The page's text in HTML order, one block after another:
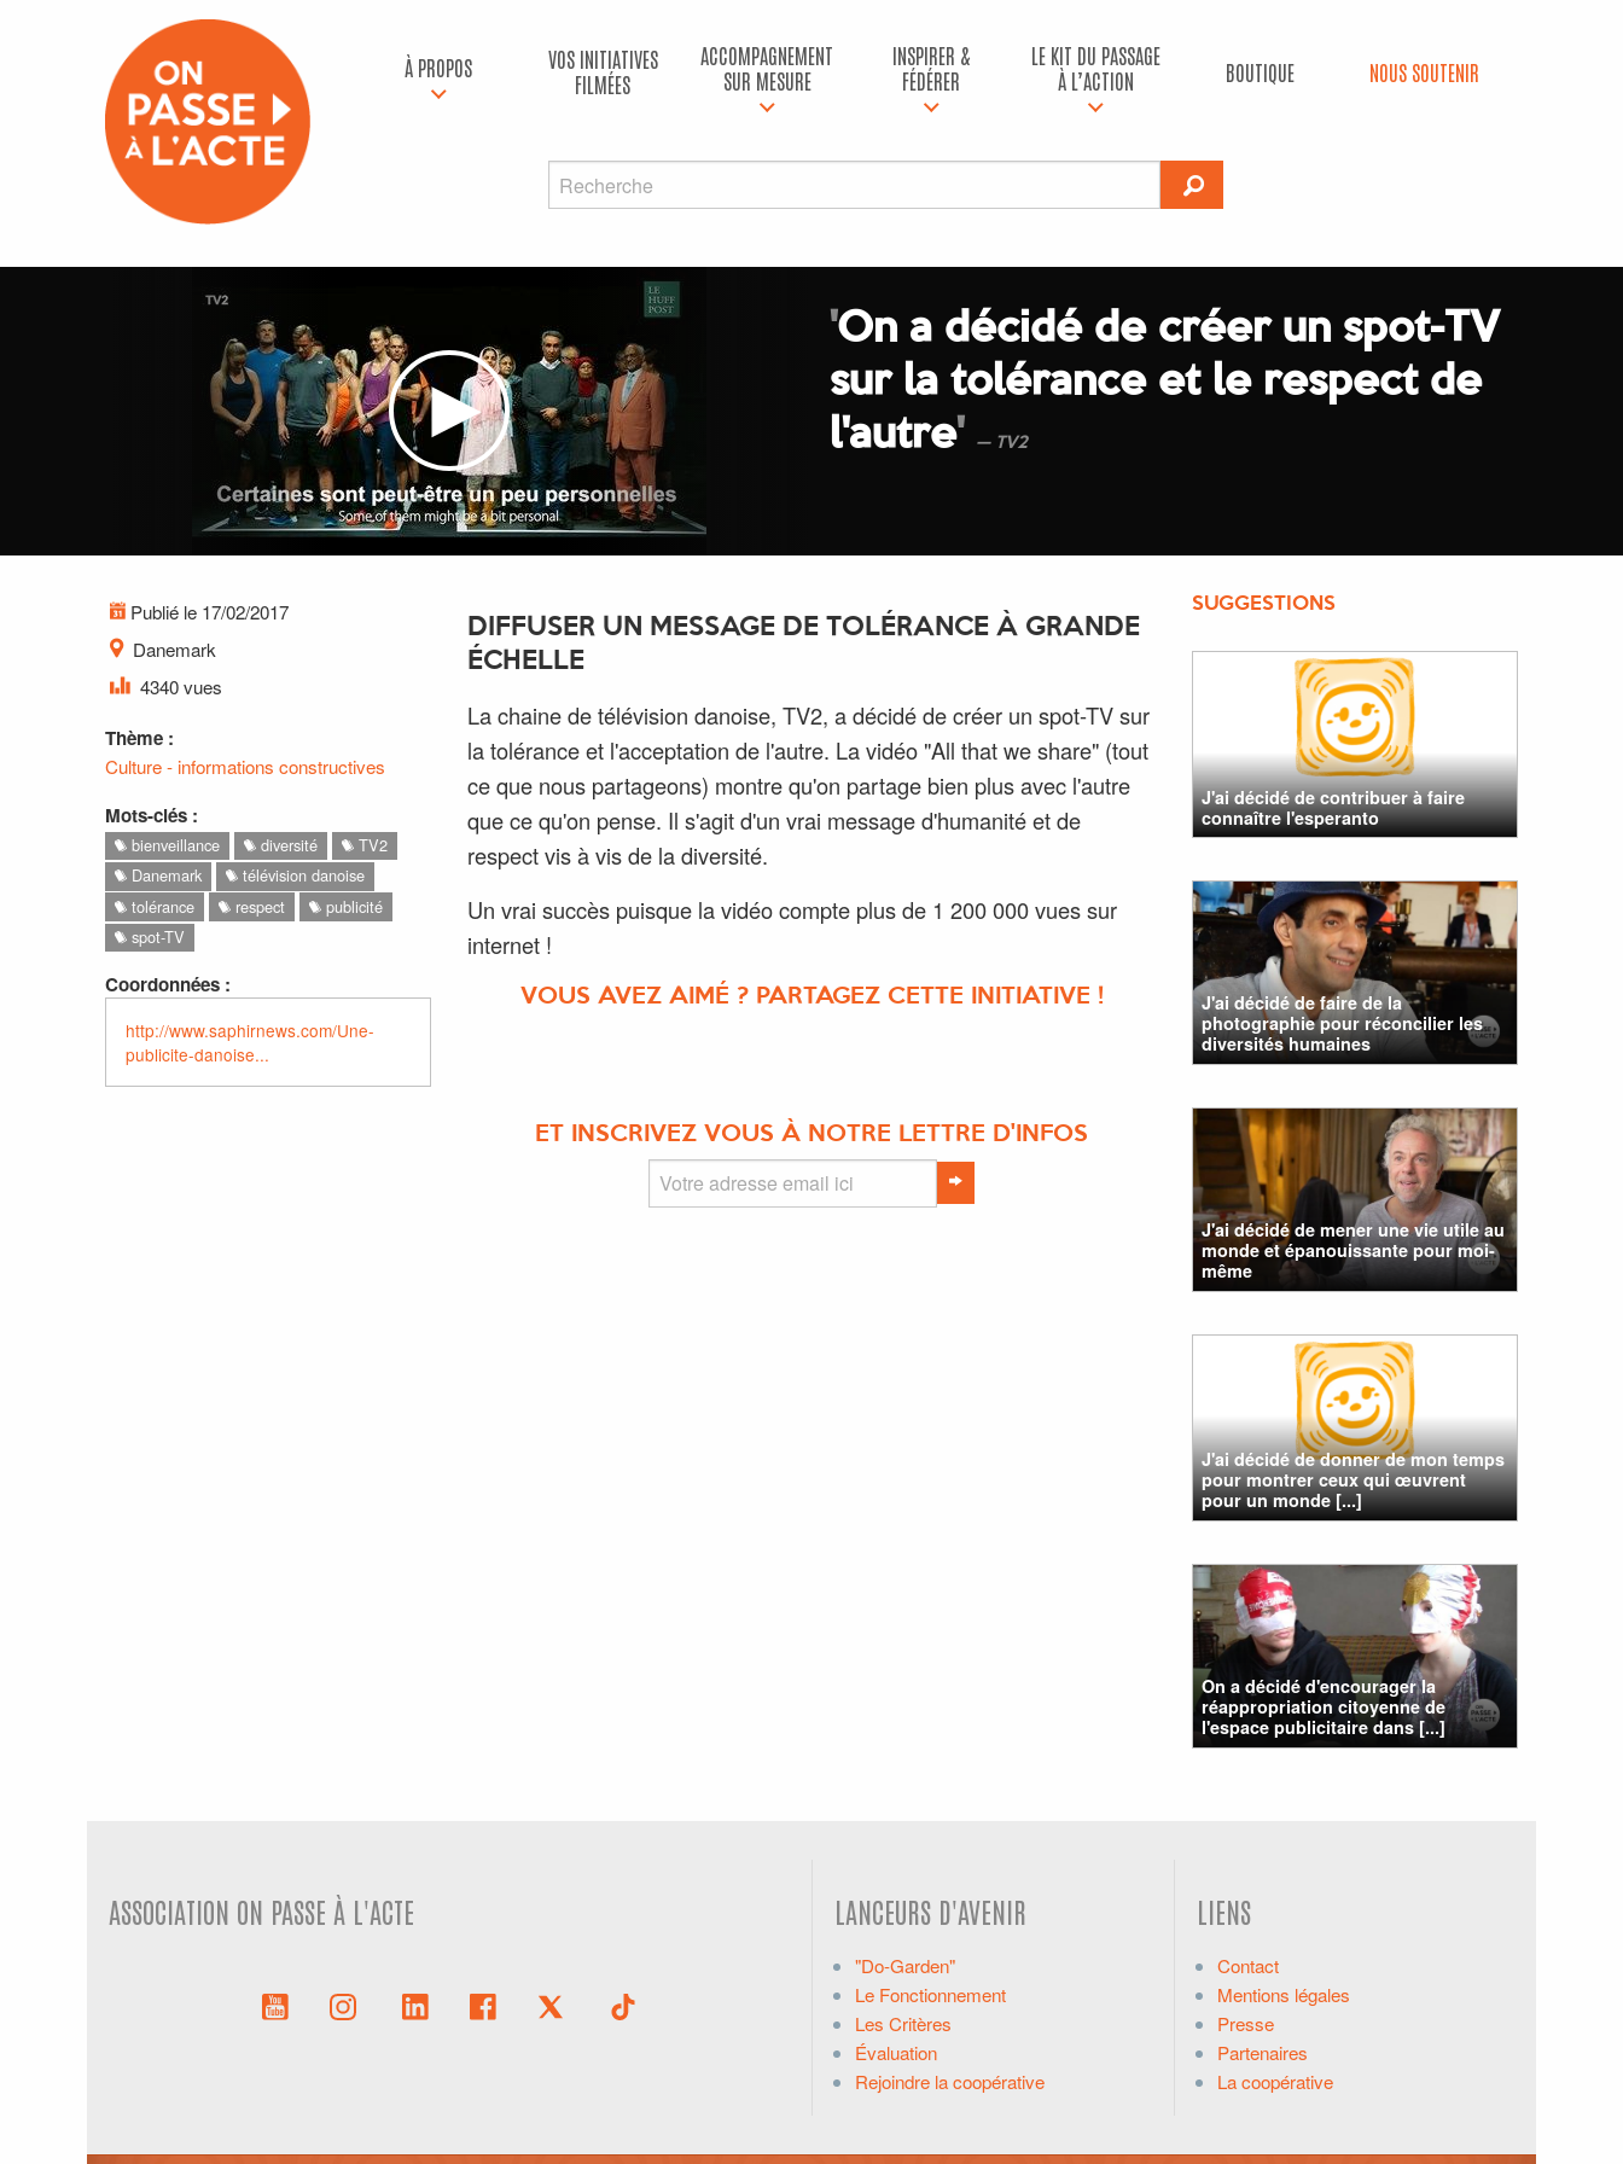
À PROPOS
VOS INITIATIVES
FILMÉES
ACCOMPAGNEMENT
SUR MESURE
INSPIRER &
FÉDÉRER
LE KIT DU PASSAGE
À L’ACTION
BOUTIQUE NOUS SOUTENIR
'On a décidé de créer un spot-TV
sur la tolérance et le respect de
l'autre' TV2
Publié le 17/02/2017
Danemark
4340 vues
Thème :
Culture - informations constructives
Mots-clés :
bienveillance diversité
TV2
Danemark
télévision danoise
tolérance
respect
publicité
spot-TV
Coordonnées :
http://www.saphirnews.com/Une-
publicite-danoise...
DIFFUSER UN MESSAGE DE TOLÉRANCE À GRANDE
ÉCHELLE
La chaine de télévision danoise, TV2, a décidé de créer un spot-TV sur
la tolérance et l'acceptation de l'autre. La vidéo "All that we share" (tout
ce que nous partageons) montre qu'on partage bien plus avec l'autre
que ce qu'on pense. Il s'agit d'un vrai message d'humanité et de
respect vis à vis de la diversité.
Un vrai succès puisque la vidéo compte plus de 1 200 000 vues sur
internet !
VOUS AVEZ AIMÉ ? PARTAGEZ CETTE INITIATIVE !
ET INSCRIVEZ VOUS À NOTRE LETTRE D'INFOS
SUGGESTIONS
J'ai décidé de contribuer à faire
connaître l'esperanto
J'ai décidé de faire de la
photographie pour réconcilier les
diversités humaines
J'ai décidé de mener une vie utile au
monde et épanouissante pour moi-
même
J'ai décidé de donner de mon temps
pour montrer ceux qui œuvrent
pour un monde [...]
On a décidé d'encourager la
réappropriation citoyenne de
l'espace publicitaire dans [...]
ASSOCIATION ON PASSE À L'ACTE LANCEURS D'AVENIR
"Do-Garden"
Le Fonctionnement
Les Critères
Évaluation
Rejoindre la coopérative
LIENS
Contact
Mentions légales
Presse
Partenaires
La coopérative